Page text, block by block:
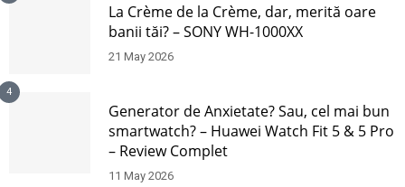
La Crème de la Crème, dar, merită oare
banii tăi? – SONY WH-1000XX
21 May 2026
4
Generator de Anxietate? Sau, cel mai bun
smartwatch? – Huawei Watch Fit 5 & 5 Pro
– Review Complet
11 May 2026